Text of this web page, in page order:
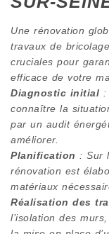
Une rénovation
travaux de
cruciales pour
efficace de votre
Diagnostic initial :
connaître la
par un audit
améliorer.
Planification : Sur
rénovation est
matériaux
Réalisation des
l’isolation des